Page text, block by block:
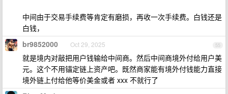
中间由于交易手续费等肯定有磨损，再收一次手续费。白钱还是
白钱，
55
br9852000 Oct 29, 2025
就是境内对敲把用户钱输给中间商。然后中间商境外付给用户美
元。这个不用锚定链上资产吧。既然商家能有境外付钱能力直接
境外链上付给他等价美金或者 xxx 不就行了